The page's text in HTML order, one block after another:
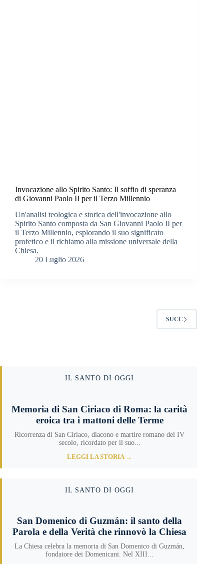
Invocazione allo Spirito Santo: Il soffio di speranza
di Giovanni Paolo II per il Terzo Millennio
Un'analisi teologica e storica dell'invocazione allo
Spirito Santo composta da San Giovanni Paolo II per
il Terzo Millennio, esplorando il suo significato
profetico e il richiamo alla missione universale della
Chiesa.
20 Luglio 2026
SUCC
IL SANTO DI OGGI
Memoria di San Ciriaco di Roma: la carità
eroica tra i mattoni delle Terme
Ricorrenza di San Ciriaco, diacono e martire romano del IV
secolo, ricordato per il suo...
LEGGI LA STORIA →
IL SANTO DI OGGI
San Domenico di Guzmán: il santo della
Parola e della Verità che rinnovò la Chiesa
La Chiesa celebra la memoria di San Domenico di Guzmán,
fondatore dei Domenicani. Nel XIII...